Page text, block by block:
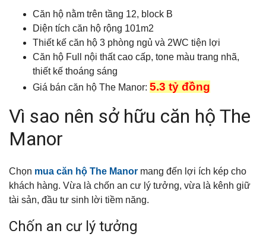
Căn hộ nằm trên tầng 12, block B
Diện tích căn hộ rộng 101m2
Thiết kế căn hộ 3 phòng ngủ và 2WC tiện lợi
Căn hộ Full nội thất cao cấp, tone màu trang nhã,
thiết kế thoáng sáng
Giá bán căn hộ The Manor: 5.3 tỷ đồng
Vì sao nên sở hữu căn hộ The
Manor
Chọn mua căn hộ The Manor mang đến lợi ích kép cho
khách hàng. Vừa là chốn an cư lý tưởng, vừa là kênh giữ
tài sản, đầu tư sinh lời tiềm năng.
Chốn an cư lý tưởng